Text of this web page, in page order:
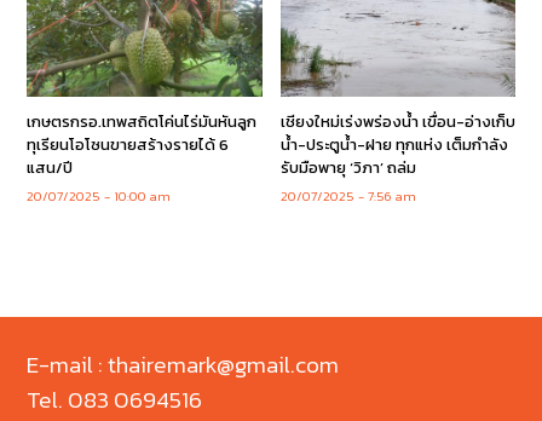
เกษตรกรอ.เทพสถิตโค่นไร่มันหันลูก
ทุเรียนโอโซนขายสร้างรายได้ 6
แสน/ปี
20/07/2025 10:00 am
เชียงใหม่เร่งพร่องน้ำ เขื่อน-อ่างเก็บ
น้ำ-ประตูน้ำ-ฝาย ทุกแห่ง เต็มกำลัง
รับมือพายุ ‘วิภา’ ถล่ม
20/07/2025 7:56 am
E-mail : thairemark@gmail.com
Tel. 083 0694516